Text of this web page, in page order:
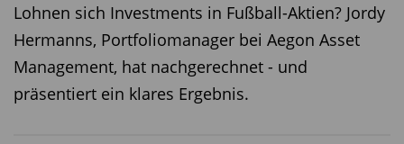
Lohnen sich Investments in Fußball-Aktien? Jordy
Hermanns, Portfoliomanager bei Aegon Asset
Management, hat nachgerechnet - und
präsentiert ein klares Ergebnis.